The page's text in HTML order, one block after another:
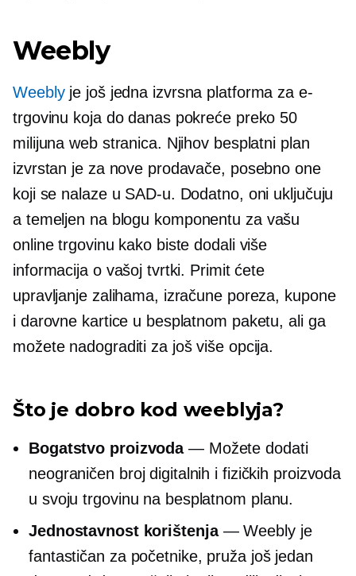
Weebly
Weeblyje još jedna izvrsna platforma za e-
trgovinu koja do danas pokreće preko 50
milijuna web stranica. Njihov besplatni plan
izvrstan je za nove prodavače, posebno one
koji se nalaze u SAD-u. Dodatno, oni uključuju
a temeljen na blogu komponentu za vašu
online trgovinu kako biste dodali više
informacija o vašoj tvrtki. Primit ćete
upravljanje zalihama, izračune poreza, kupone
i darovne kartice u besplatnom paketu, ali ga
možete nadograditi za još više opcija.
Što je dobro kod weeblyja?
Bogatstvo proizvoda— Možete dodati
neograničen broj digitalnih i fizičkih proizvoda
u svoju trgovinu na besplatnom planu.
Jednostavnost korištenja— Weebly je
fantastičan za početnike, pruža još jedan